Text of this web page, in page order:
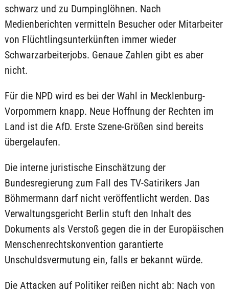
schwarz und zu Dumpinglöhnen. Nach
Medienberichten vermitteln Besucher oder Mitarbeiter
von Flüchtlingsunterkünften immer wieder
Schwarzarbeiterjobs. Genaue Zahlen gibt es aber
nicht.
Für die NPD wird es bei der Wahl in Mecklenburg-
Vorpommern knapp. Neue Hoffnung der Rechten im
Land ist die AfD. Erste Szene-Größen sind bereits
übergelaufen.
Die interne juristische Einschätzung der
Bundesregierung zum Fall des TV-Satirikers Jan
Böhmermann darf nicht veröffentlicht werden. Das
Verwaltungsgericht Berlin stuft den Inhalt des
Dokuments als Verstoß gegen die in der Europäischen
Menschenrechtskonvention garantierte
Unschuldsvermutung ein, falls er bekannt würde.
Die Attacken auf Politiker reißen nicht ab: Nach von